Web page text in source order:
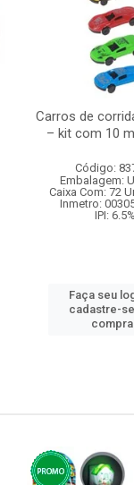
Carros de
– kit com 10
Código:
Embalagem:
Caixa Com: 72
Inmetro:
IPI: 6.5%
Faça seu
cadastre-